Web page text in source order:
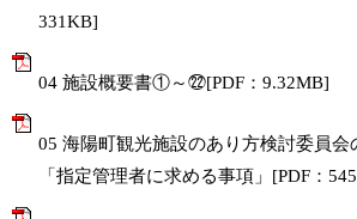
331KB]
04 施設概要書①～㉒[PDF：9.32MB]
05 海陽町観光施設のあり方検討委員会
「指定管理者に求める事項」[PDF：